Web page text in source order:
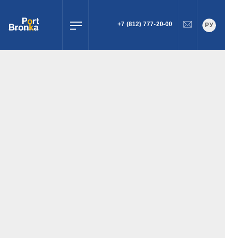
ПОИСК
+7 (812) 777-20-00 РУ